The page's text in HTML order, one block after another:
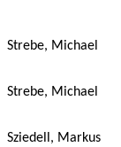
Strebe, Michael
Strebe, Michael
Sziedell, Markus